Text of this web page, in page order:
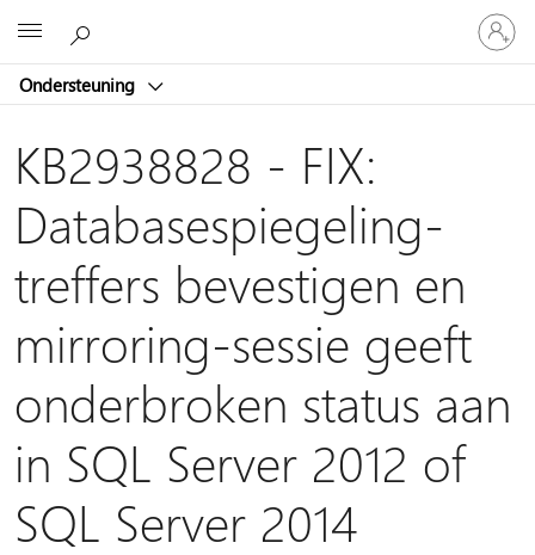
Ondersteuning
Meld
je
aan
je
KB2938828 - FIX:
Databasespiegeling-
treffers bevestigen en
mirroring-sessie geeft
onderbroken status aan
in SQL Server 2012 of
SQL Server 2014